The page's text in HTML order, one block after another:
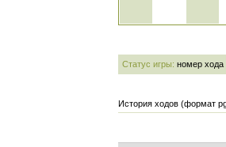
Статус игры: номер хода
История ходов (формат